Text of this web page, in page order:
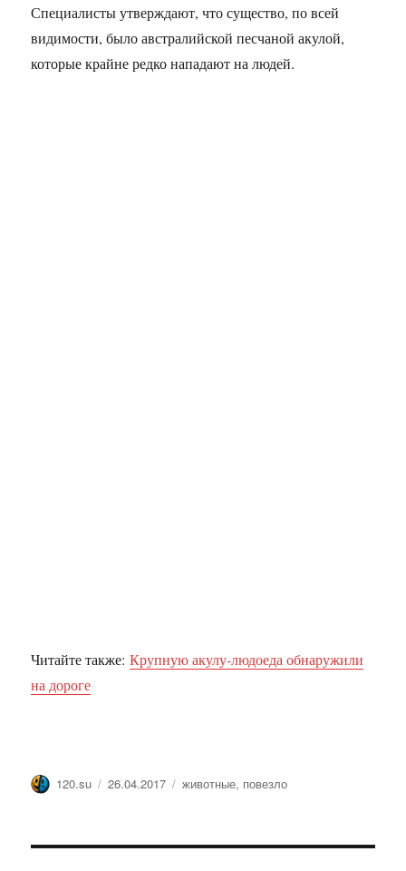
Специалисты утверждают, что существо, по всей
видимости, было австралийской песчаной акулой,
которые крайне редко нападают на людей.
Читайте также:Крупную акулу-людоеда обнаружили
на дороге
Автор
120.su Опубликовано
26.04.2017 Метки
животные, повезло